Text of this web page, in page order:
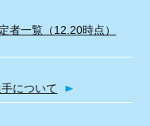
者一覧（12.20時点）
について